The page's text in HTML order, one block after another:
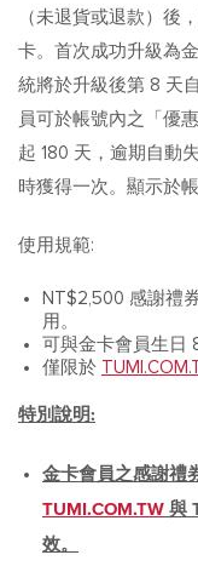
（未退貨或退款）後
卡。首次成功升級為
統將於升級後第 8 天
員可於帳號內之「優
起 180 天，逾期自動
時獲得一次。顯示於
使用規範:
NT$2,500 感謝禮
用。
可與金卡會員生日
僅限於
特別說明:
金卡會員之感謝禮
TUMI.COM.TW 與
效。